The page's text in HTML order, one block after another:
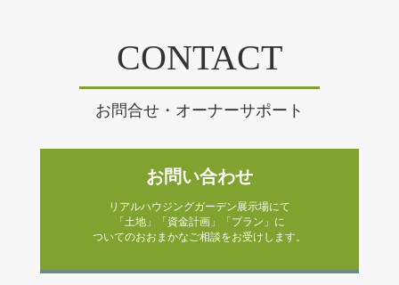
CONTACT
お問合せ・オーナーサポート
お問い合わせ
リアルハウジングガーデン展示場にて
「土地」「資金計画」「プラン」に
ついてのおおまかなご相談をお受けします。